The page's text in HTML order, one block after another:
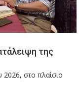
της
στο πλαίσιο